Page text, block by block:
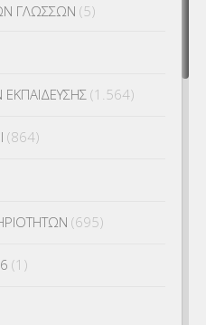
ΓΛΩΣΣΩΝ (5)
(1.564)
(864)
(695)
(1)